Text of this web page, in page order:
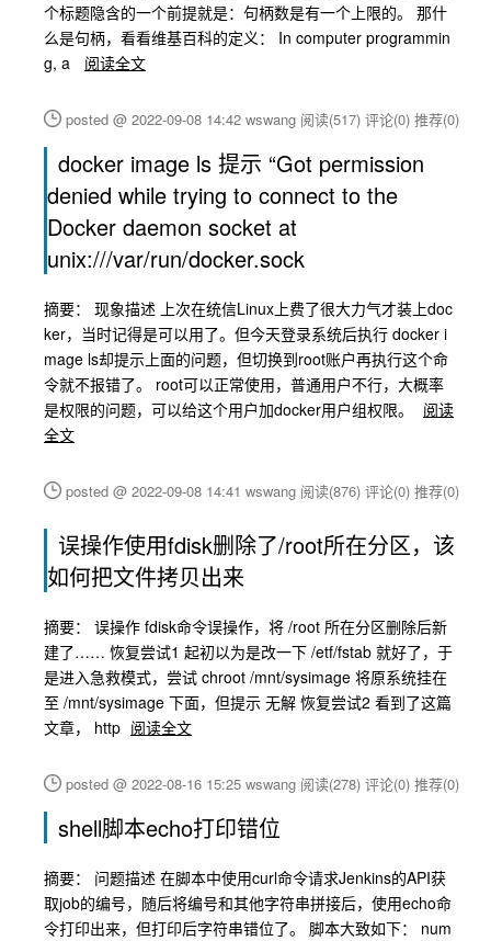
个标题隐含的一个前提就是：句柄数是有一个上限的。 那什
么是句柄，看看维基百科的定义： In computer programmin
g, a
阅读全文
posted @ 2022-09-08 14:42 wswang 阅读(517) 评论(0) 推荐(0)
docker image ls 提示 “Got permission
denied while trying to connect to the
Docker daemon socket at
unix:///var/run/docker.sock
摘要： 现象描述 上次在统信Linux上费了很大力气才装上doc
ker，当时记得是可以用了。但今天登录系统后执行 docker i
mage ls却提示上面的问题，但切换到root账户再执行这个命
令就不报错了。 root可以正常使用，普通用户不行，大概率
是权限的问题，可以给这个用户加docker用户组权限。
阅读
全文
posted @ 2022-09-08 14:41 wswang 阅读(876) 评论(0) 推荐(0)
误操作使用fdisk删除了/root所在分区，该
如何把文件拷贝出来
摘要： 误操作 fdisk命令误操作，将 /root 所在分区删除后新
建了…… 恢复尝试1 起初以为是改一下 /etf/fstab 就好了，于
是进入急救模式，尝试 chroot /mnt/sysimage 将原系统挂在
至 /mnt/sysimage 下面，但提示 无解 恢复尝试2 看到了这篇
文章， http 阅读全文
posted @ 2022-08-16 15:25 wswang 阅读(278) 评论(0) 推荐(0)
shell脚本echo打印错位
摘要： 问题描述 在脚本中使用curl命令请求Jenkins的API获
取job的编号，随后将编号和其他字符串拼接后，使用echo命
令打印出来，但打印后字符串错位了。 脚本大致如下： num